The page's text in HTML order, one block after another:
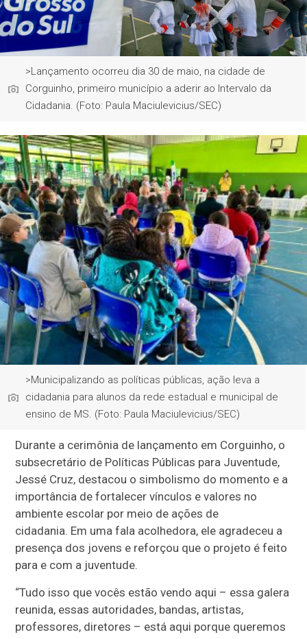
>Lançamento ocorreu dia 30 de maio, na cidade de
Corguinho, primeiro município a aderir ao Intervalo da
Cidadania. (Foto: Paula Maciulevicius/SEC)
>Municipalizando as políticas públicas, ação leva a
cidadania para alunos da rede estadual e municipal de
ensino de MS. (Foto: Paula Maciulevicius/SEC)
Durante a cerimônia de lançamento em Corguinho, o
subsecretário de Políticas Públicas para Juventude,
Jessé Cruz, destacou o simbolismo do momento e a
importância de fortalecer vínculos e valores no
ambiente escolar por meio de ações de
cidadania. Em uma fala acolhedora, ele agradeceu a
presença dos jovens e reforçou que o projeto é feito
para e com a juventude.
“Tudo isso que vocês estão vendo aqui – essa galera
reunida, essas autoridades, bandas, artistas,
professores, diretores – está aqui porque queremos